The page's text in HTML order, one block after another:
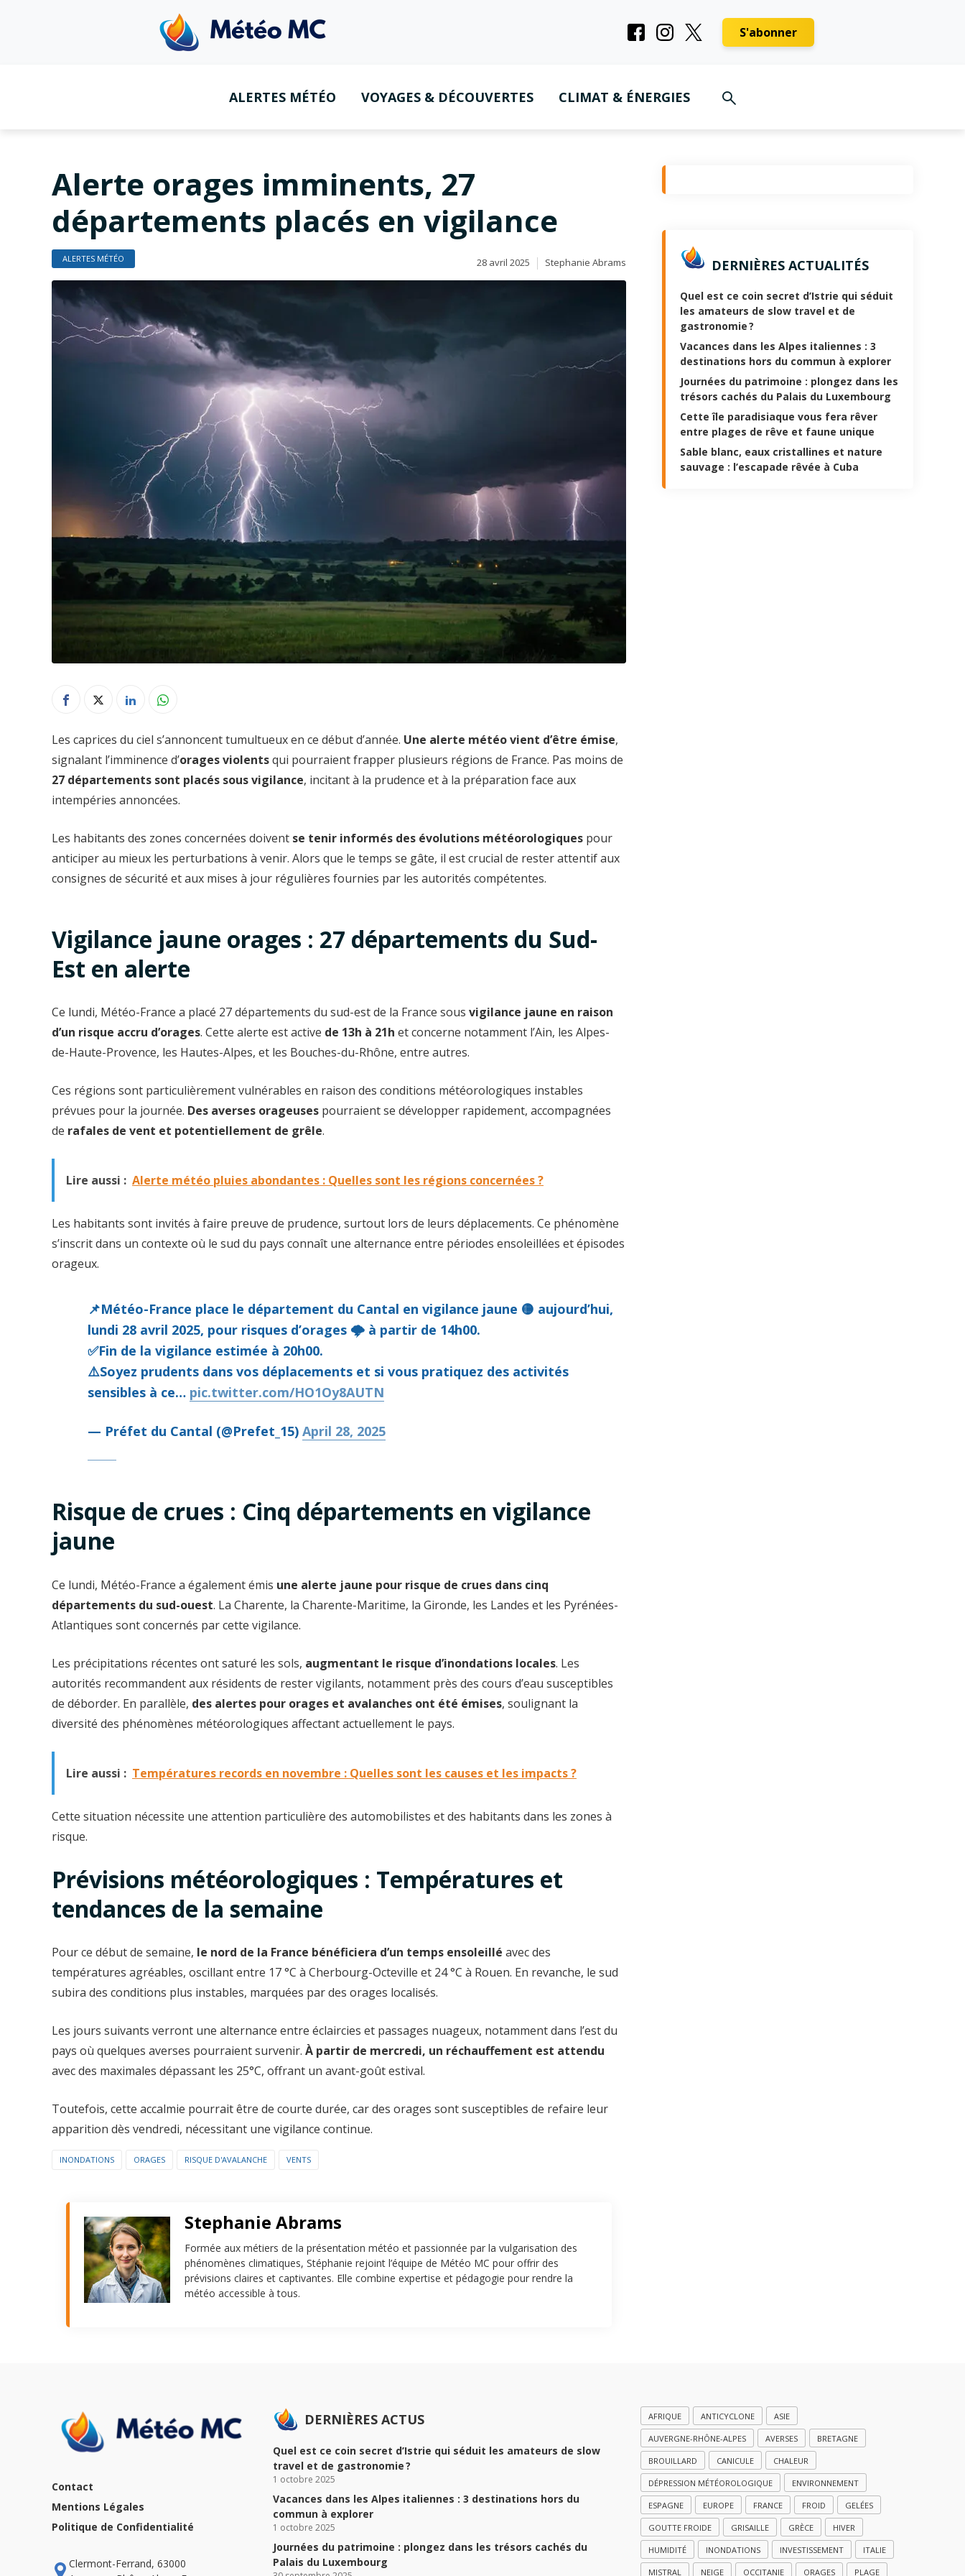
S'abonner
ALERTES MÉTÉO VOYAGES & DÉCOUVERTES CLIMAT & ÉNERGIES
Alerte orages imminents, 27
départements placés en vigilance
ALERTES MÉTÉO 28 avril 2025 Stephanie Abrams
Les caprices du ciel s’annoncent tumultueux en ce début d’année. Une alerte météo vient d’être émise,
signalant l’imminence d’orages violentsqui pourraient frapper plusieurs régions de France. Pas moins de
27 départements sont placés sous vigilance, incitant à la prudence et à la préparation face aux
intempéries annoncées.
Les habitants des zones concernées doivent se tenir informés des évolutions météorologiques pour
anticiper au mieux les perturbations à venir. Alors que le temps se gâte, il est crucial de rester attentif aux
consignes de sécurité et aux mises à jour régulières fournies par les autorités compétentes.
Vigilance jaune orages : 27 départements du Sud-
Est en alerte
Ce lundi, Météo-France a placé 27 départements du sud-est de la France sous vigilance jaune en raison
d’un risque accru d’orages. Cette alerte est active de 13h à 21h et concerne notamment l’Ain, les Alpes-
de-Haute-Provence, les Hautes-Alpes, et les Bouches-du-Rhône, entre autres.
Ces régions sont particulièrement vulnérables en raison des conditions météorologiques instables
prévues pour la journée. Des averses orageuses pourraient se développer rapidement, accompagnées
de rafales de vent et potentiellement de grêle.
Lire aussi : Alerte météo pluies abondantes : Quelles sont les régions concernées ?
Les habitants sont invités à faire preuve de prudence, surtout lors de leurs déplacements. Ce phénomène
s’inscrit dans un contexte où le sud du pays connaît une alternance entre périodes ensoleillées et épisodes
orageux.
📌Météo-France place le département du Cantal en vigilance jaune 🟡 aujourd’hui,
lundi 28 avril 2025, pour risques d’orages 🌩 à partir de 14h00.
✅Fin de la vigilance estimée à 20h00.
⚠️Soyez prudents dans vos déplacements et si vous pratiquez des activités
sensibles à ce… pic.twitter.com/HO1Oy8AUTN
— Préfet du Cantal (@Prefet_15) April 28, 2025
Risque de crues : Cinq départements en vigilance
jaune
Ce lundi, Météo-France a également émis une alerte jaune pour risque de crues dans cinq
départements du sud-ouest. La Charente, la Charente-Maritime, la Gironde, les Landes et les Pyrénées-
Atlantiques sont concernés par cette vigilance.
Les précipitations récentes ont saturé les sols, augmentant le risque d’inondations locales. Les
autorités recommandent aux résidents de rester vigilants, notamment près des cours d’eau susceptibles
de déborder. En parallèle, des alertes pour orages et avalanches ont été émises, soulignant la
diversité des phénomènes météorologiques affectant actuellement le pays.
Lire aussi : Températures records en novembre : Quelles sont les causes et les impacts ?
Cette situation nécessite une attention particulière des automobilistes et des habitants dans les zones à
risque.
Prévisions météorologiques : Températures et
tendances de la semaine
Pour ce début de semaine, le nord de la France bénéficiera d’un temps ensoleillé avec des
températures agréables, oscillant entre 17 °C à Cherbourg-Octeville et 24 °C à Rouen. En revanche, le sud
subira des conditions plus instables, marquées par des orages localisés.
Les jours suivants verront une alternance entre éclaircies et passages nuageux, notamment dans l’est du
pays où quelques averses pourraient survenir. À partir de mercredi, un réchauffement est attendu
avec des maximales dépassant les 25°C, offrant un avant-goût estival.
Toutefois, cette accalmie pourrait être de courte durée, car des orages sont susceptibles de refaire leur
apparition dès vendredi, nécessitant une vigilance continue.
INONDATIONS ORAGES RISQUE D'AVALANCHE VENTS
Stephanie Abrams
Formée aux métiers de la présentation météo et passionnée par la vulgarisation des
phénomènes climatiques, Stéphanie rejoint l’équipe de Météo MC pour offrir des
prévisions claires et captivantes. Elle combine expertise et pédagogie pour rendre la
météo accessible à tous.
DERNIÈRES ACTUALITÉS
Quel est ce coin secret d’Istrie qui séduit
les amateurs de slow travel et de
gastronomie ?
Vacances dans les Alpes italiennes : 3
destinations hors du commun à explorer
Journées du patrimoine : plongez dans les
trésors cachés du Palais du Luxembourg
Cette île paradisiaque vous fera rêver
entre plages de rêve et faune unique
Sable blanc, eaux cristallines et nature
sauvage : l’escapade rêvée à Cuba
Contact
Mentions Légales
Politique de Confidentialité
Clermont-Ferrand, 63000
DERNIÈRES ACTUS
Quel est ce coin secret d’Istrie qui séduit les amateurs de slow
travel et de gastronomie ?
1 octobre 2025
Vacances dans les Alpes italiennes : 3 destinations hors du
commun à explorer
1 octobre 2025
Journées du patrimoine : plongez dans les trésors cachés du
Palais du Luxembourg
AFRIQUE ANTICYCLONE ASIE
AUVERGNE-RHÔNE-ALPES AVERSES BRETAGNE
BROUILLARD CANICULE CHALEUR
DÉPRESSION MÉTÉOROLOGIQUE ENVIRONNEMENT
ESPAGNE EUROPE FRANCE FROID GELÉES
GOUTTE FROIDE GRISAILLE GRÈCE HIVER
HUMIDITÉ INONDATIONS INVESTISSEMENT ITALIE
MISTRAL NEIGE OCCITANIE ORAGES PLAGE